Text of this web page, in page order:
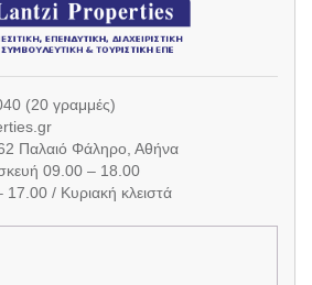
(20 γραμμές)
Παλαιό Φάληρο, Αθήνα
09.00 – 18.00
/ Κυριακή κλειστά